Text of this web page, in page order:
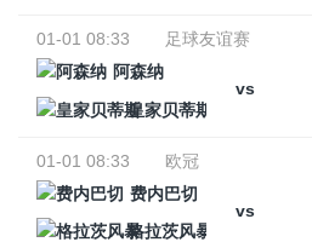
01-01 08:33
足球友谊赛
阿森纳
vs
皇家贝蒂斯
01-01 08:33
欧冠
费内巴切
vs
格拉茨风暴